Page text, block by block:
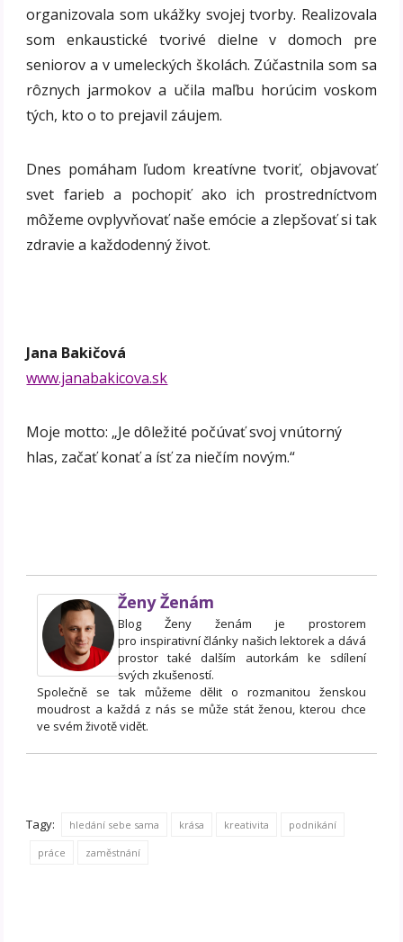
organizovala som ukážky svojej tvorby. Realizovala
som enkaustické tvorivé dielne v domoch pre
seniorov a v umeleckých školách. Zúčastnila som sa
rôznych jarmokov a učila maľbu horúcim voskom
tých, kto o to prejavil záujem.
Dnes pomáham ľudom kreatívne tvoriť, objavovať
svet farieb a pochopiť ako ich prostredníctvom
môžeme ovplyvňovať naše emócie a zlepšovať si tak
zdravie a každodenný život.
Jana Bakičová
www.janabakicova.sk
Moje motto: „Je dôležité počúvať svoj vnútorný
hlas, začať konať a ísť za niečím novým.“
Ženy Ženám
Blog Ženy ženám je prostorem
pro inspirativní články našich lektorek a dává
prostor také dalším autorkám ke sdílení
svých zkušeností.
Společně se tak můžeme dělit o rozmanitou ženskou
moudrost a každá z nás se může stát ženou, kterou chce
ve svém životě vidět.
Tagy: hledání sebe sama krása kreativita podnikání
práce zaměstnání